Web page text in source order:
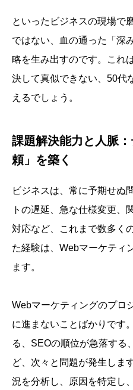
といったビジネスの現場で
ではない、血の通った「深
略を生み出すのです。これ
決して真似できない、50代
えるでしょう。
課題解決能力と人脈
頼」を築く
ビジネスは、常に予期せぬ
トの遅延、急な仕様変更、
対応など、これまで数多く
た経験は、Webマーケティ
ます。
Webマーケティングのプロ
に進まないことばかりです
る、SEOの順位が急落する
ど、次々と問題が発生しま
況を分析し、原因を特定し